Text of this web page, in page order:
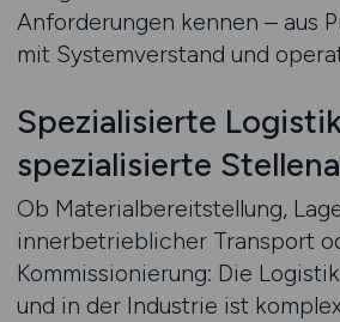
Anforderungen kennen – aus
mit Systemverstand und
Spezialisierte
spezialisierte
Ob Materialbereitstellung,
innerbetrieblicher Transport
Kommissionierung: Die
und in der Industrie ist